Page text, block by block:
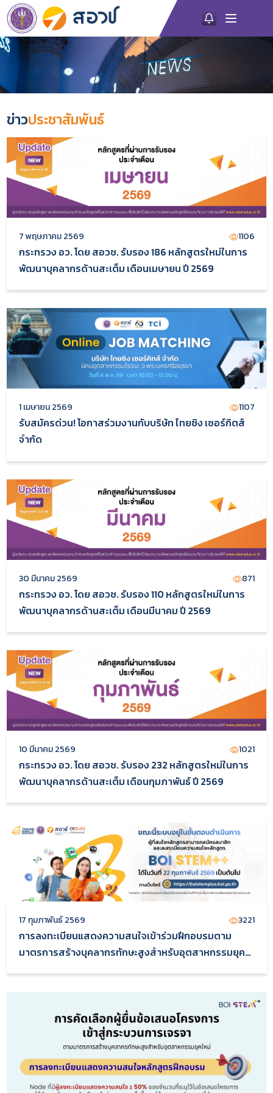
ข่าวประชาสัมพันธ์
7 พฤษภาคม 2569 1106
กระทรวง อว. โดย สอวช. รับรอง 186 หลักสูตรใหม่ในการ
พัฒนาบุคลากรด้านสะเต็ม เดือนเมษายน ปี 2569
1 เมษายน 2569 1107
รับสมัครด่วน! โอกาสร่วมงานกับบริษัท ไทยซิง เซอร์กิตส์
จำกัด
30 มีนาคม 2569 871
กระทรวง อว. โดย สอวช. รับรอง 110 หลักสูตรใหม่ในการ
พัฒนาบุคลากรด้านสะเต็ม เดือนมีนาคม ปี 2569
10 มีนาคม 2569 1021
กระทรวง อว. โดย สอวช. รับรอง 232 หลักสูตรใหม่ในการ
พัฒนาบุคลากรด้านสะเต็ม เดือนกุมภาพันธ์ ปี 2569
17 กุมภาพันธ์ 2569 3221
การลงทะเบียนแสดงความสนใจเข้าร่วมฝึกอบรมตาม
มาตรการสร้างบุคลากรทักษะสูงสำหรับอุตสาหกรรมยุค